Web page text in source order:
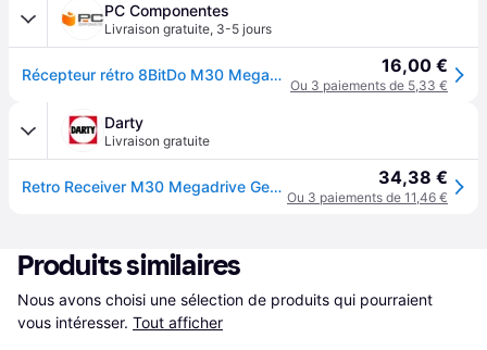
PC Componentes
Livraison gratuite, 3-5 jours
Récepteur rétro 8BitDo M30 MegaDrive 16,00 €
Ou 3 paiements de 5,33 €
Darty
Livraison gratuite
Retro Receiver M30 Megadrive Genesis 34,38 €
Ou 3 paiements de 11,46 €
Produits similaires
Nous avons choisi une sélection de produits qui pourraient
vous intéresser. Tout afficher